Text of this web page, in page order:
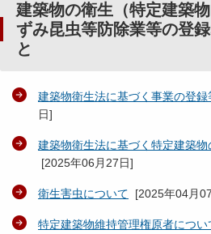
建築物の衛生（特定建築
ずみ昆虫等防除業等の登
と
建築物衛生法に基づく事業の登録
日]
建築物衛生法に基づく特定建築
[2025年06月27日]
衛生害虫について [2025年04月
特定建築物維持管理権原者につい